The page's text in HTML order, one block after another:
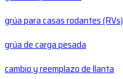
grúa para casas rodantes (RVs)
grúa de carga pesada
cambio y reemplazo de llanta